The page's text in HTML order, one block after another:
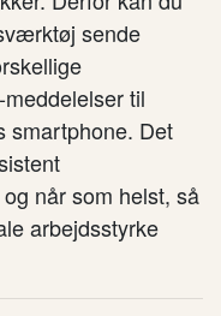
sende
til
smartphone. Det
når som helst, så
arbejdsstyrke